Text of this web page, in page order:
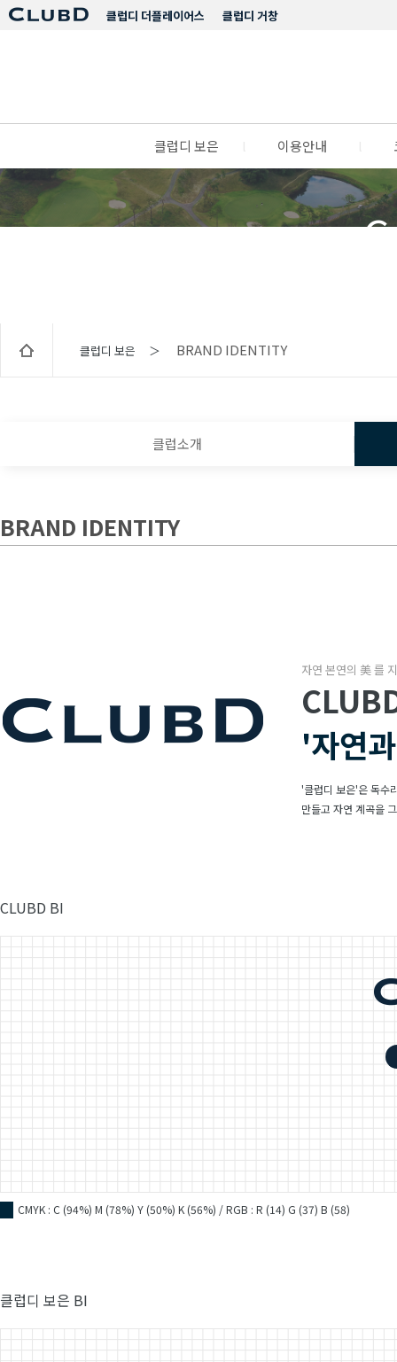
클럽디 거창
클럽디 더플레이어스
클럽디 보은 이용안내
클럽디 보은 ＞ BRAND IDENTITY
클럽소개
BRAND IDENTITY
자연 본연의 美 를
'자연
'클럽디 보은'은 독수
만들고 자연 계곡을
CLUBD BI
CMYK : C (94%) M (78%) Y (50%) K (56%) / RGB : R (14) G (37) B (58)
클럽디 보은 BI